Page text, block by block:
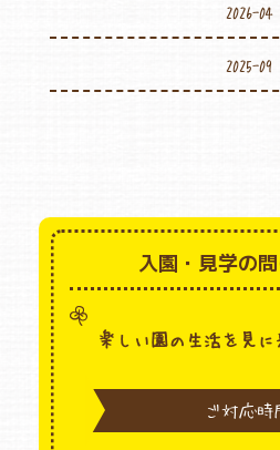
2026-04
2025-09
入園・見学の
楽しい園の生活を見に
ご対応時